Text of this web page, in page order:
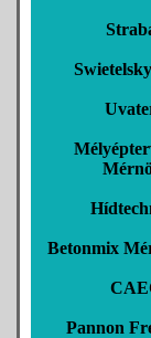
Betonmix
Pannon